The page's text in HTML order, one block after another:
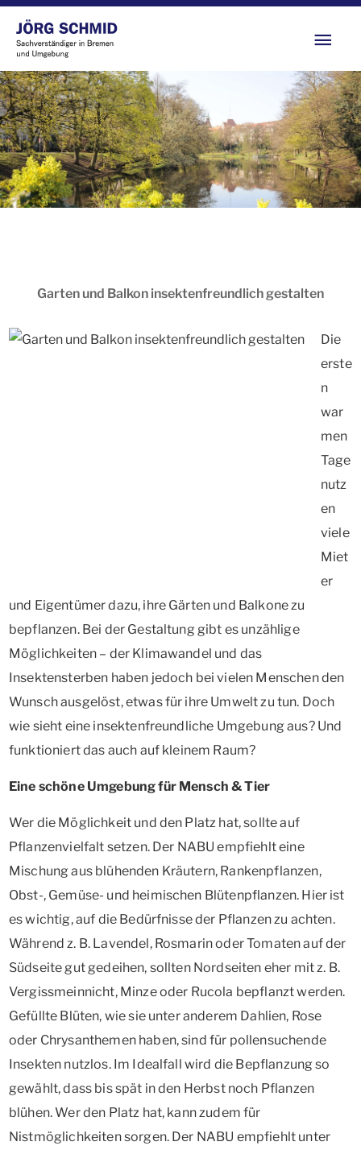
Zum
Inhalt
springen
Garten und Balkon insektenfreundlich gestalten
Die
erste
n
war
men
Tage
nutz
en
viele
Miet
er
und Eigentümer dazu, ihre Gärten und Balkone zu
bepflanzen. Bei der Gestaltung gibt es unzählige
Möglichkeiten – der Klimawandel und das
Insektensterben haben jedoch bei vielen Menschen den
Wunsch ausgelöst, etwas für ihre Umwelt zu tun. Doch
wie sieht eine insektenfreundliche Umgebung aus? Und
funktioniert das auch auf kleinem Raum?
Eine schöne Umgebung für Mensch & Tier
Wer die Möglichkeit und den Platz hat, sollte auf
Pflanzenvielfalt setzen. Der NABU empfiehlt eine
Mischung aus blühenden Kräutern, Rankenpflanzen,
Obst-, Gemüse- und heimischen Blütenpflanzen. Hier ist
es wichtig, auf die Bedürfnisse der Pflanzen zu achten.
Während z. B. Lavendel, Rosmarin oder Tomaten auf der
Südseite gut gedeihen, sollten Nordseiten eher mit z. B.
Vergissmeinnicht, Minze oder Rucola bepflanzt werden.
Gefüllte Blüten, wie sie unter anderem Dahlien, Rose
oder Chrysanthemen haben, sind für pollensuchende
Insekten nutzlos. Im Idealfall wird die Bepflanzung so
gewählt, dass bis spät in den Herbst noch Pflanzen
blühen. Wer den Platz hat, kann zudem für
Nistmöglichkeiten sorgen. Der NABU empfiehlt unter